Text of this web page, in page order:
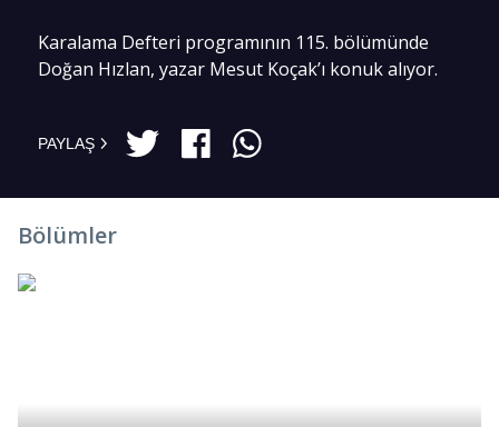
Karalama Defteri programının 115. bölümünde
Doğan Hızlan, yazar Mesut Koçak’ı konuk alıyor.
PAYLAŞ
Bölümler